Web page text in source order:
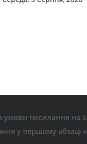
умови посилання на
у першому абзаці